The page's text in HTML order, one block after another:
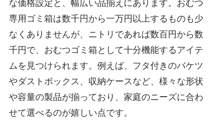
な価格設定と、幅広い品揃えにあります。おむつ
専用ゴミ箱は数千円から一万円以上するものも少
なくありませんが、ニトリであれば数百円から数
千円で、おむつゴミ箱として十分機能するアイテ
ムを見つけられます。例えば、フタ付きのバケツ
やダストボックス、収納ケースなど、様々な形状
や容量の製品が揃っており、家庭のニーズに合わ
せて選べるのが嬉しい点です。